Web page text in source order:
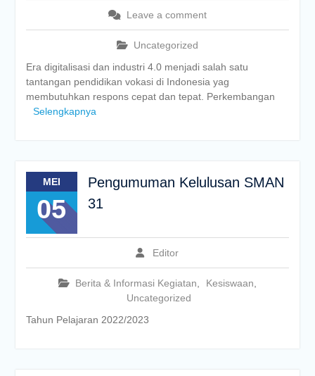
Leave a comment
Uncategorized
Era digitalisasi dan industri 4.0 menjadi salah satu
tantangan pendidikan vokasi di Indonesia yag
membutuhkan respons cepat dan tepat. Perkembangan
Selengkapnya
MEI
05
Pengumuman Kelulusan SMAN
31
Editor
Berita & Informasi Kegiatan Kesiswaan
Uncategorized
Tahun Pelajaran 2022/2023